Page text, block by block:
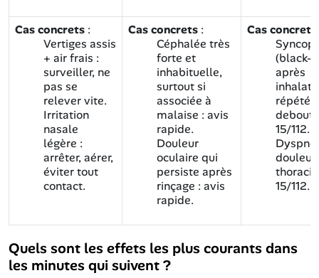
Cas concrets :
Vertiges assis
+ air frais :
surveiller, ne
pas se
relever vite.
Irritation
nasale
légère :
arrêter, aérer,
éviter tout
contact.
Cas concrets :
Céphalée très
forte et
inhabituelle,
surtout si
associée à
malaise : avis
rapide.
Douleur
oculaire qui
persiste après
rinçage : avis
rapide.
Cas concrets
(black-
après
debout :
15/112.
douleur
15/112.
Quels sont les effets les plus courants dans
les minutes qui suivent ?